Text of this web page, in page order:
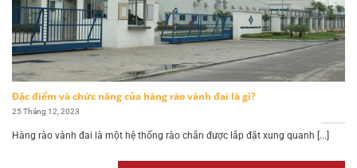
Đặc điểm và chức năng của hàng rào vành đai là gì?
25 Tháng 12, 2023
Hàng rào vành đai là một hệ thống rào chắn được lắp đặt xung quanh [...]